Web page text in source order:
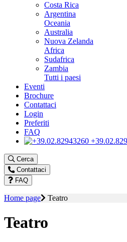
Costa Rica
Argentina
Oceania
Australia
Nuova Zelanda
Africa
Sudafrica
Zambia
Tutti i paesi
Eventi
Brochure
Contattaci
Login
Preferiti
FAQ
Cerca
Contattaci
FAQ
Home page Teatro
Teatro